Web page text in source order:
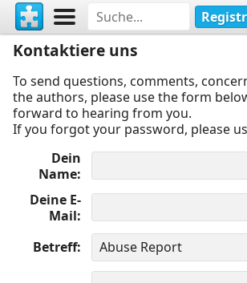
Kontaktiere uns
To send questions, comments,
the authors, please use the form
forward to hearing from you.
If you forgot your password, please
Dein
Name
Deine E-
Mail
Betreff